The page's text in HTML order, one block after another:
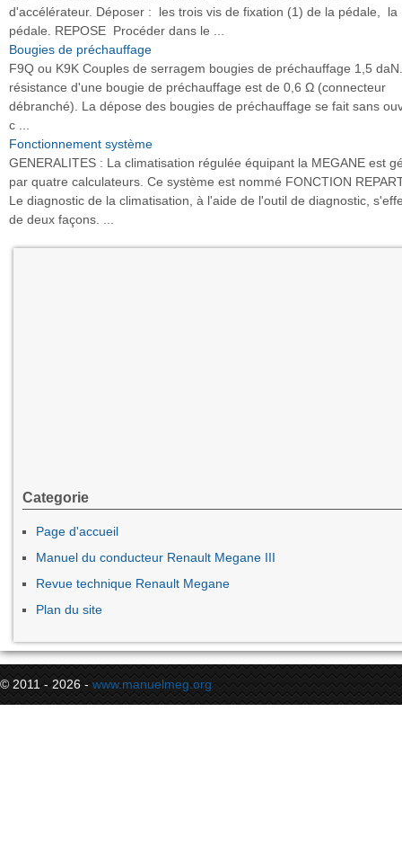
d'accélérateur. Déposer : les trois vis de fixation (1) de la pédale, la
pédale. REPOSE Procéder dans le ...
Bougies de préchauffage
F9Q ou K9K Couples de serragem bougies de préchauffage 1,5
résistance d'une bougie de préchauffage est de 0,6 Ω (connecteur
débranché). La dépose des bougies de préchauffage se fait sans
c ...
Fonctionnement système
GENERALITES : La climatisation régulée équipant la MEGANE est
par quatre calculateurs. Ce système est nommé FONCTION
Le diagnostic de la climatisation, à l'aide de l'outil de diagnostic,
de deux façons. ...
Categorie
Page d'accueil
Manuel du conducteur Renault Megane III
Revue technique Renault Megane
Plan du site
© 2011 - 2026 - www.manuelmeg.org